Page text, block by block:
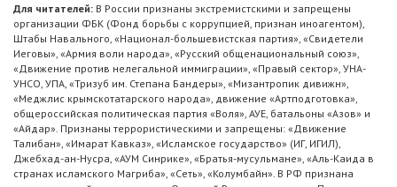
Для читателей: В России признаны экстремистскими и запрещены
организации ФБК (Фонд борьбы с коррупцией, признан иноагентом),
Штабы Навального, «Национал-большевистская партия», «Свидетели
Иеговы», «Армия воли народа», «Русский общенациональный союз»,
«Движение против нелегальной иммиграции», «Правый сектор», УНА-
УНСО, УПА, «Тризуб им. Степана Бандеры», «Мизантропик дивижн»,
«Меджлис крымскотатарского народа», движение «Артподготовка»,
общероссийская политическая партия «Воля», АУЕ, батальоны «Азов» и
«Айдар». Признаны террористическими и запрещены: «Движение
Талибан», «Имарат Кавказ», «Исламское государство» (ИГ, ИГИЛ),
Джебхад-ан-Нусра, «АУМ Синрике», «Братья-мусульмане», «Аль-Каида в
странах исламского Магриба», «Сеть», «Колумбайн». В РФ признана